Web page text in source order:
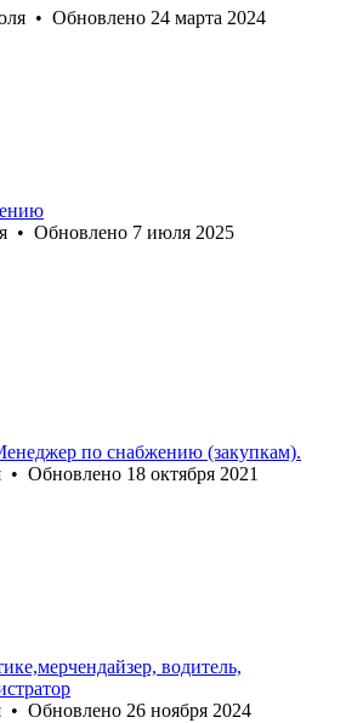
• Обновлено 24 марта 2024
• Обновлено 7 июля 2025
по снабжению (закупкам).
• Обновлено 18 октября 2021
водитель,
• Обновлено 26 ноября 2024